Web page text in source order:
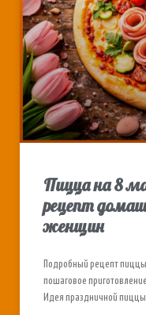
Пицца на 8
рецепт
женщин
Подробный рецепт
пошаговое
Идея праздничной